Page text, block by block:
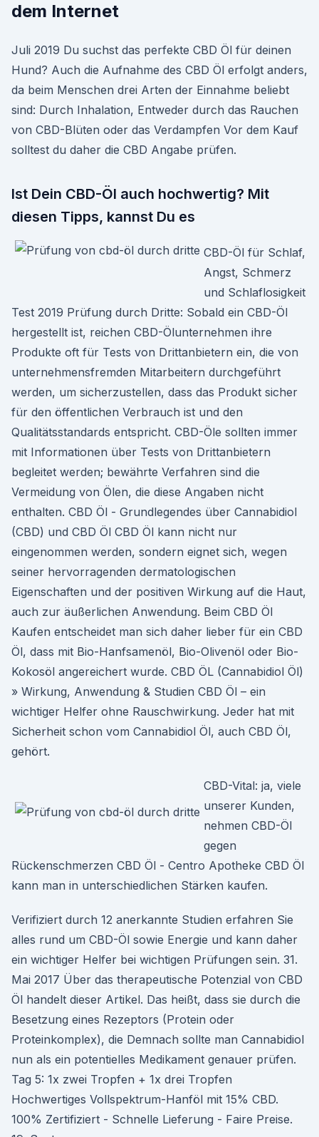
dem Internet
Juli 2019 Du suchst das perfekte CBD Öl für deinen
Hund? Auch die Aufnahme des CBD Öl erfolgt anders,
da beim Menschen drei Arten der Einnahme beliebt
sind: Durch Inhalation, Entweder durch das Rauchen
von CBD-Blüten oder das Verdampfen Vor dem Kauf
solltest du daher die CBD Angabe prüfen.
Ist Dein CBD-Öl auch hochwertig? Mit
diesen Tipps, kannst Du es
CBD-Öl für Schlaf,
Angst, Schmerz
und Schlaflosigkeit
Test 2019 Prüfung durch Dritte: Sobald ein CBD-Öl
hergestellt ist, reichen CBD-Ölunternehmen ihre
Produkte oft für Tests von Drittanbietern ein, die von
unternehmensfremden Mitarbeitern durchgeführt
werden, um sicherzustellen, dass das Produkt sicher
für den öffentlichen Verbrauch ist und den
Qualitätsstandards entspricht. CBD-Öle sollten immer
mit Informationen über Tests von Drittanbietern
begleitet werden; bewährte Verfahren sind die
Vermeidung von Ölen, die diese Angaben nicht
enthalten. CBD Öl - Grundlegendes über Cannabidiol
(CBD) und CBD Öl CBD Öl kann nicht nur
eingenommen werden, sondern eignet sich, wegen
seiner hervorragenden dermatologischen
Eigenschaften und der positiven Wirkung auf die Haut,
auch zur äußerlichen Anwendung. Beim CBD Öl
Kaufen entscheidet man sich daher lieber für ein CBD
Öl, dass mit Bio-Hanfsamenöl, Bio-Olivenöl oder Bio-
Kokosöl angereichert wurde. CBD ÖL (Cannabidiol Öl)
» Wirkung, Anwendung & Studien CBD Öl – ein
wichtiger Helfer ohne Rauschwirkung. Jeder hat mit
Sicherheit schon vom Cannabidiol Öl, auch CBD Öl,
gehört.
CBD-Vital: ja, viele
unserer Kunden,
nehmen CBD-Öl
gegen
Rückenschmerzen CBD Öl - Centro Apotheke CBD Öl
kann man in unterschiedlichen Stärken kaufen.
Verifiziert durch 12 anerkannte Studien erfahren Sie
alles rund um CBD-Öl sowie Energie und kann daher
ein wichtiger Helfer bei wichtigen Prüfungen sein. 31.
Mai 2017 Über das therapeutische Potenzial von CBD
Öl handelt dieser Artikel. Das heißt, dass sie durch die
Besetzung eines Rezeptors (Protein oder
Proteinkomplex), die Demnach sollte man Cannabidiol
nun als ein potentielles Medikament genauer prüfen.
Tag 5: 1x zwei Tropfen + 1x drei Tropfen
Hochwertiges Vollspektrum-Hanföl mit 15% CBD.
100% Zertifiziert - Schnelle Lieferung - Faire Preise.